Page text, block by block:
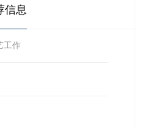
信息
工作